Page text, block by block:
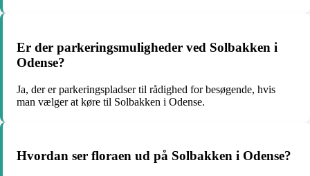
Er der parkeringsmuligheder ved Solbakken i
Odense?
Ja, der er parkeringspladser til rådighed for besøgende, hvis
man vælger at køre til Solbakken i Odense.
Hvordan ser floraen ud på Solbakken i Odense?